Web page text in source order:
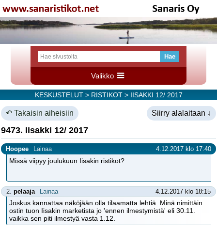
Valikko
KESKUSTELUT> RISTIKOT> IISAKKI 12/ 2017
↶ Takaisin aiheisiin Siirry alalaitaan ↓
9473. Iisakki 12/ 2017
Hoopee Lainaa 4.12.2017 klo 17:40
Missä viipyy joulukuun Iisakin ristikot?
2. pelaaja Lainaa 4.12.2017 klo 18:15
Joskus kannattaa näköjään olla tilaamatta lehtiä. Minä nimittäin
ostin tuon Iisakin marketista jo 'ennen ilmestymistä' eli 30.11.
vaikka sen piti ilmestyä vasta 1.12.